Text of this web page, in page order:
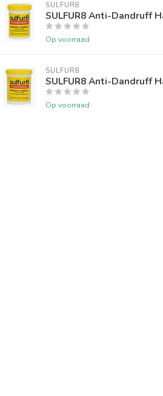
SULFUR8
SULFUR8 Anti-Dandruff
Op voorraad
SULFUR8
SULFUR8 Anti-Dandruff
Op voorraad